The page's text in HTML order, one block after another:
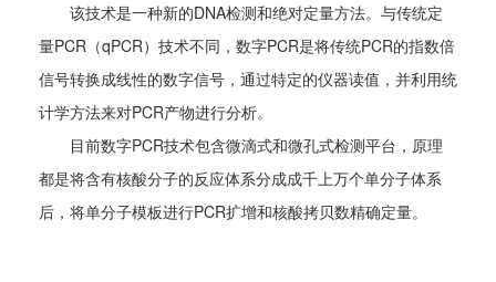
该技术是一种新的DNA检测和绝对定量方法。与传统定
量PCR（qPCR）技术不同，数字PCR是将传统PCR的指数倍
信号转换成线性的数字信号，通过特定的仪器读值，并利用统
计学方法来对PCR产物进行分析。
目前数字PCR技术包含微滴式和微孔式检测平台，原理
都是将含有核酸分子的反应体系分成成千上万个单分子体系
后，将单分子模板进行PCR扩增和核酸拷贝数精确定量。